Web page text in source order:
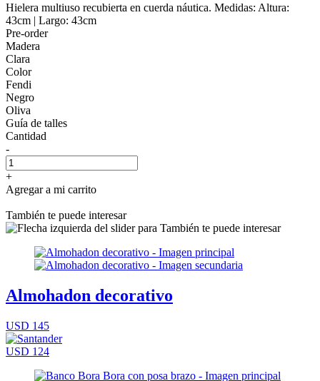
Hielera multiuso recubierta en cuerda náutica. Medidas: Altura:
43cm | Largo: 43cm
Pre-order
Madera
Clara
Color
Fendi
Negro
Oliva
Guía de talles
Cantidad
-
+
Agregar a mi carrito
También te puede interesar
Almohadon decorativo
USD 145
USD 124